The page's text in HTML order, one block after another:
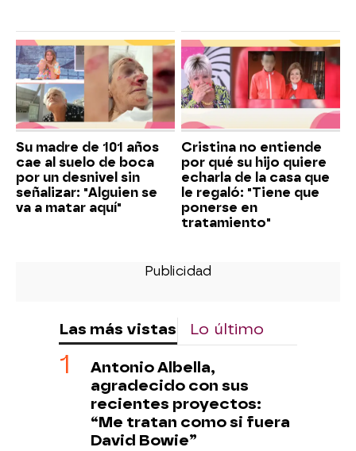
Su madre de 101 años
cae al suelo de boca
por un desnivel sin
señalizar: "Alguien se
va a matar aquí"
Cristina no entiende
por qué su hijo quiere
echarla de la casa que
le regaló: "Tiene que
ponerse en
tratamiento"
Las más vistas Lo último
Antonio Albella,
agradecido con sus
recientes proyectos:
“Me tratan como si fuera
David Bowie”